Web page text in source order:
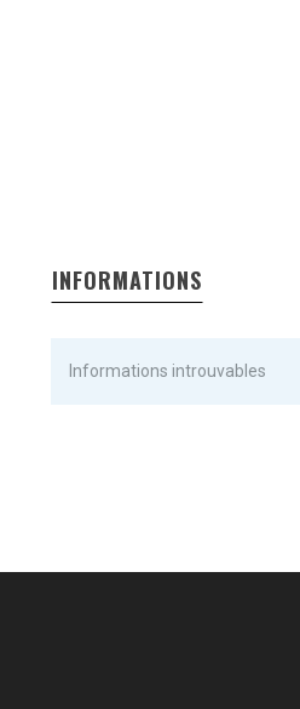
INFORMATIONS
Informations introuvables